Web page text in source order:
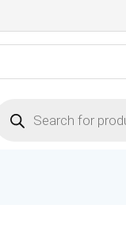
search